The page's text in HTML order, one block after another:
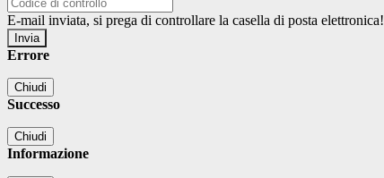
E-mail inviata, si prega di controllare la casella di posta elettronica!
Errore
Chiudi
Successo
Chiudi
Informazione